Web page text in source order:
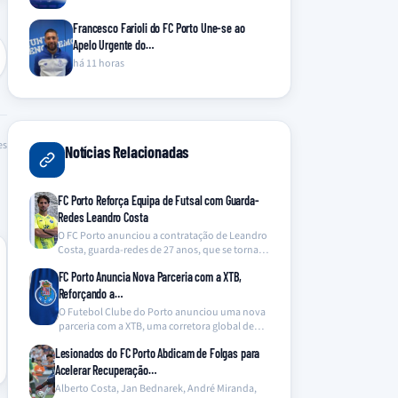
Francesco Farioli do FC Porto Une-se ao
Apelo Urgente do…
há 11 horas
Notícias Relacionadas
FC Porto Reforça Equipa de Futsal com Guarda-
Redes Leandro Costa
O FC Porto anunciou a contratação de Leandro
Costa, guarda-redes de 27 anos, que se torna…
FC Porto Anuncia Nova Parceria com a XTB,
Reforçando a…
O Futebol Clube do Porto anunciou uma nova
parceria com a XTB, uma corretora global de…
Lesionados do FC Porto Abdicam de Folgas para
Acelerar Recuperação…
Alberto Costa, Jan Bednarek, André Miranda,